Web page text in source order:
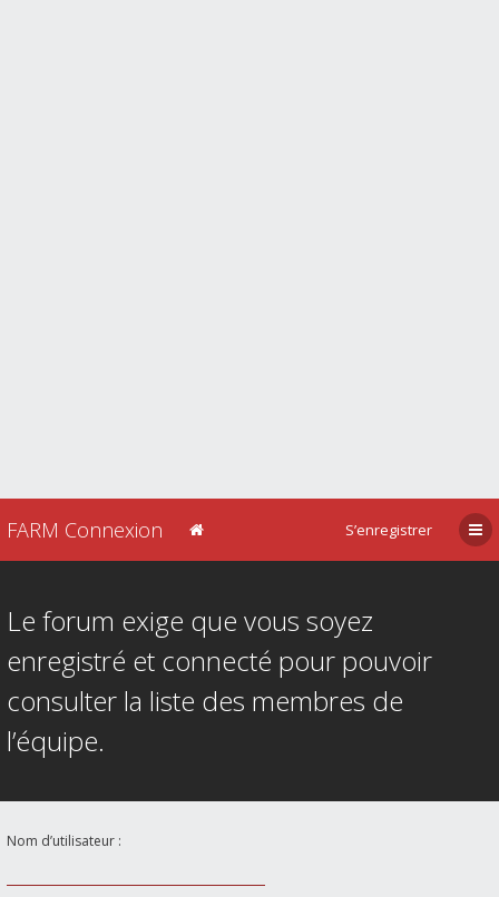
FARM Connexion S’enregistrer
Le forum exige que vous soyez
enregistré et connecté pour pouvoir
consulter la liste des membres de
l’équipe.
Nom d’utilisateur :